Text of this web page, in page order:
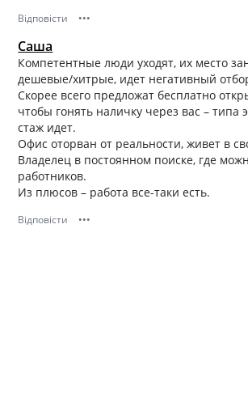
Відповісти •••
Саша
Компетентные люди уходят, их место
дешевые/хитрые, идет негативный
Скорее всего предложат бесплатно
чтобы гонять наличку через вас – типа
стаж идет.
Офис оторван от реальности, живет в
Владелец в постоянном поиске, где
работников.
Из плюсов – работа все-таки есть.
Відповісти •••